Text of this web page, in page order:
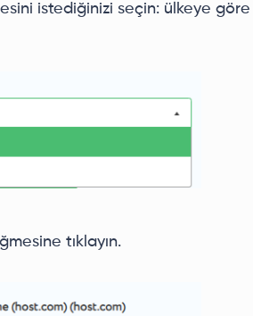
istediğinizi seçin: ülkeye
tıklayın.